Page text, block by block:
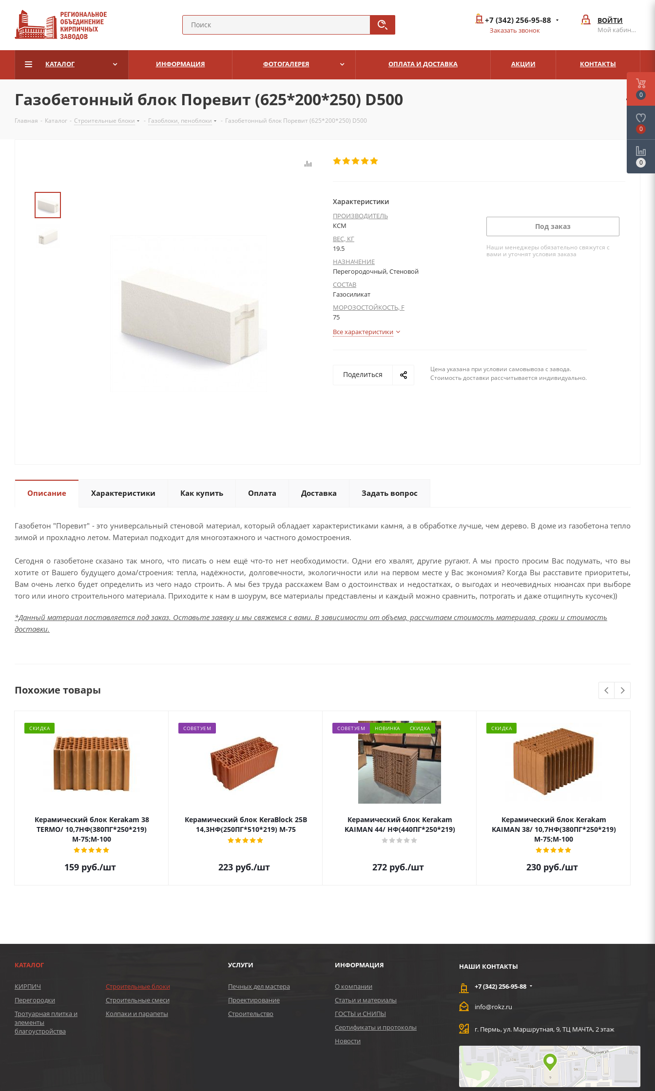
ВОЙТИ
Мой кабинет
+7 (342) 256-95-88
Заказать звонок
КАТАЛОГ ИНФОРМАЦИЯ ФОТОГАЛЕРЕЯ ОПЛАТА И ДОСТАВКА АКЦИИ КОНТАКТЫ
Газобетонный блок Поревит (625*200*250) D500
Главная - Каталог - Строительные блоки - Газоблоки, пеноблоки - Газобетонный блок Поревит (625*200*250) D500
Характеристики
ПРОИЗВОДИТЕЛЬ
КСМ
ВЕС, КГ
19.5
НАЗНАЧЕНИЕ
Перегородочный, Стеновой
СОСТАВ
Газосиликат
МОРОЗОСТОЙКОСТЬ, F
75
Все характеристики
Под заказ
Наши менеджеры обязательно свяжутся с
вами и уточнят условия заказа
Поделиться
Цена указана при условии самовывоза с завода.
Стоимость доставки рассчитывается индивидуально.
Описание Характеристики Как купить Оплата Доставка Задать вопрос
Газобетон "Поревит" - это универсальный стеновой материал, который обладает характеристиками камня, а в обработке лучше, чем дерево. В доме из газобетона тепло
зимой и прохладно летом. Материал подходит для многоэтажного и частного домостроения.
Сегодня о газобетоне сказано так много, что писать о нем ещё что-то нет необходимости. Одни его хвалят, другие ругают. А мы просто просим Вас подумать, что вы
хотите от Вашего будущего дома/строения: тепла, надёжности, долговечности, экологичности или на первом месте у Вас экономия? Когда Вы расставите приоритеты,
Вам очень легко будет определить из чего надо строить. А мы без труда расскажем Вам о достоинствах и недостатках, о выгодах и неочевидных нюансах при выборе
того или иного строительного материала. Приходите к нам в шоурум, все материалы представлены и каждый можно сравнить, потрогать и даже отщипнуть кусочек))
*Данный материал поставляется под заказ. Оставьте заявку и мы свяжемся с вами. В зависимости от объема, рассчитаем стоимость материала, сроки и стоимость
доставки.
Похожие товары
СКИДКА
Керамический блок Kerakam 38
TERMO/ 10,7НФ(380ПГ*250*219)
М-75;М-100
159руб./шт
СОВЕТУЕМ
Керамический блок KeraBlock 25B
14,3НФ(250ПГ*510*219) М-75
223руб./шт
СОВЕТУЕМ НОВИНКА СКИДКА
Керамический блок Kerakam
KAIMAN 44/ НФ(440ПГ*250*219)
272руб./шт
СКИДКА
Керамический блок Kerakam
KAIMAN 38/ 10,7НФ(380ПГ*250*219)
М-75;М-100
230руб./шт
КАТАЛОГ
КИРПИЧ
Строительные блоки
Перегородки
Строительные смеси
Тротуарная плитка и
элементы
благоустройства
Колпаки и парапеты
УСЛУГИ
Печных дел мастера
Проектирование
Строительство
ИНФОРМАЦИЯ
О компании
Статьи и материалы
ГОСТЫ и СНИПЫ
Сертификаты и протоколы
Новости
НАШИ КОНТАКТЫ
+7 (342) 256-95-88
info@rokz.ru
г. Пермь, ул. Маршрутная, 9, ТЦ МАЧТА, 2 этаж
0
0
0